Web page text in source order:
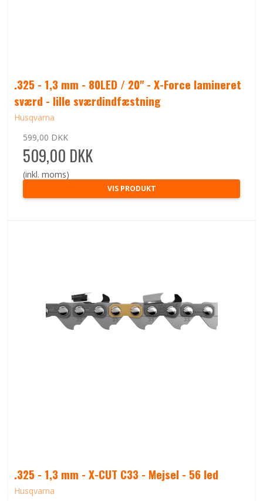
.325 - 1,3 mm - 80LED / 20" - X-Force lamineret
sværd - lille sværdindfæstning
Husqvarna
599,00 DKK
509,00 DKK
(inkl. moms)
VIS PRODUKT
.325 - 1,3 mm - X-CUT C33 - Mejsel - 56 led
Husqvarna